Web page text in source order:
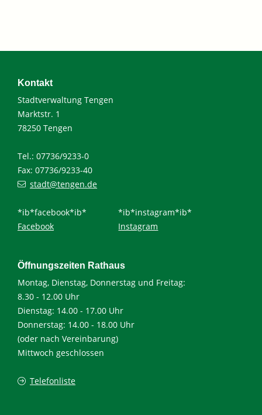
Kontakt
Stadtverwaltung Tengen
Marktstr. 1
78250 Tengen
Tel.: 07736/9233-0
Fax: 07736/9233-40
stadt@tengen.de
*ib*facebook*ib*
Facebook
*ib*instagram*ib*
Instagram
Öffnungszeiten Rathaus
Montag, Dienstag, Donnerstag und Freitag:
8.30 - 12.00 Uhr
Dienstag: 14.00 - 17.00 Uhr
Donnerstag: 14.00 - 18.00 Uhr
(oder nach Vereinbarung)
Mittwoch geschlossen
Telefonliste